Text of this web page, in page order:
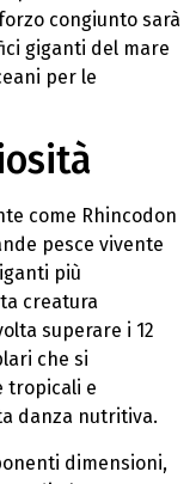
congiunto sarà
giganti del mare
per le
come Rhincodon
pesce vivente
più
creatura
superare i 12
che si
tropicali e
danza nutritiva.
dimensioni,